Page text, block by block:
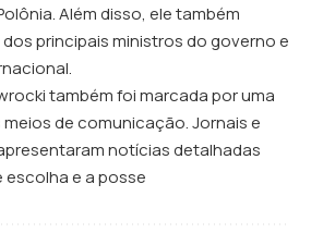
Além disso, ele também
principais ministros do governo e
também foi marcada por uma
de comunicação. Jornais e
notícias detalhadas
e a posse